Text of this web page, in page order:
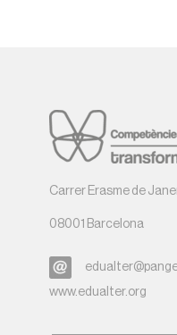
Carrer Erasme de
08001 Barcelona
www.edualter.org